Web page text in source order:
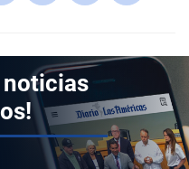
noticias